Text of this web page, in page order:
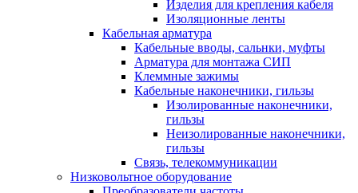
Изделия для крепления кабеля
Изоляционные ленты
Кабельная арматура
Кабельные вводы, сальнки, муфты
Арматура для монтажа СИП
Клеммные зажимы
Кабельные наконечники, гильзы
Изолированные наконечники,
гильзы
Неизолированные наконечники,
гильзы
Связь, телекоммуникации
Низковольтное оборудование